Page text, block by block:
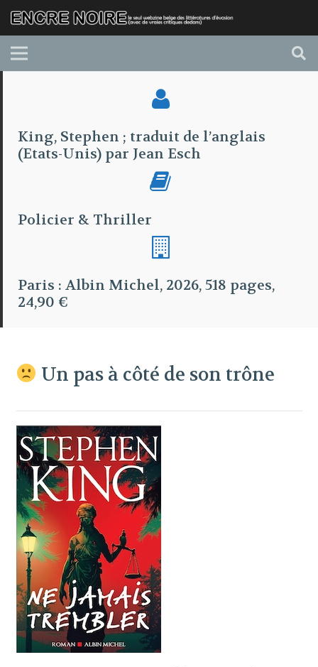
King, Stephen ; traduit de l’anglais
(Etats-Unis) par Jean Esch
Policier & Thriller
Paris : Albin Michel, 2026, 518 pages,
24,90 €
Un pas à côté de son trône